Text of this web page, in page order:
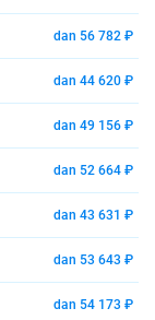
dan 56 782 ₽
dan 44 620 ₽
dan 49 156 ₽
dan 52 664 ₽
dan 43 631 ₽
dan 53 643 ₽
dan 54 173 ₽